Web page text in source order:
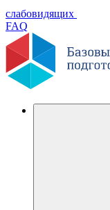
слабовидящих
FAQ